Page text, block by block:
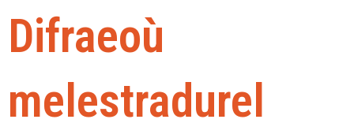
Difraeoù
melestradurel